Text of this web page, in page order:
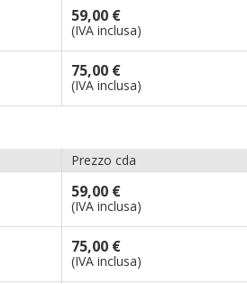
59,00 €
(IVA inclusa)
75,00 €
(IVA inclusa)
Prezzo cda
59,00 €
(IVA inclusa)
75,00 €
(IVA inclusa)